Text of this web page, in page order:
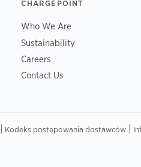
CHARGEPOINT
Who We Are
Sustainability
Careers
Contact Us
Kodeks postępowania dostawców|